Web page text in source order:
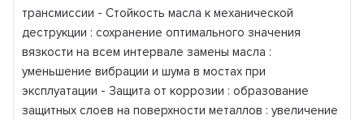
трансмиссии - Стойкость масла к механической
деструкции : сохранение оптимального значения
вязкости на всем интервале замены масла :
уменьшение вибрации и шума в мостах при
эксплуатации - Защита от коррозии : образование
защитных слоев на поверхности металлов : увеличение